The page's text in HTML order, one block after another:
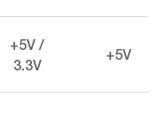
+5V /
3.3V
+5V